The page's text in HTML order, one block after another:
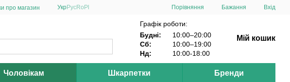
про магазин УкрРусRo Pl Порівняння Бажання Вхід
Графік роботи:
Будні:
10:00–20:00
Сб:
10:00–19:00
Нд:
10:00-18:00
Мій кошик
Чоловікам Шкарпетки Бренди